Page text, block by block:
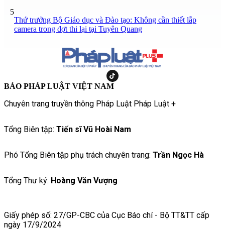
5
Thứ trưởng Bộ Giáo dục và Đào tạo: Không cần thiết lắp
camera trong đợt thi lại tại Tuyên Quang
BÁO PHÁP LUẬT VIỆT NAM
Chuyên trang truyền thông Pháp Luật Pháp Luật +
Tổng Biên tập: Tiến sĩ Vũ Hoài Nam
Phó Tổng Biên tập phụ trách chuyên trang: Trần Ngọc Hà
Tổng Thư ký: Hoàng Văn Vượng
Giấy phép số: 27/GP-CBC của Cục Báo chí - Bộ TT&TT cấp
ngày 17/9/2024